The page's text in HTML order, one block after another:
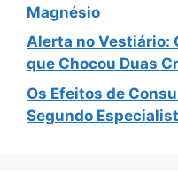
Magnésio
Alerta no Vestiário:
que Chocou Duas
Os Efeitos de
Segundo